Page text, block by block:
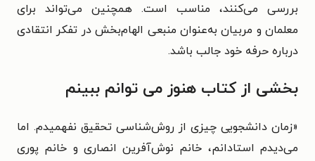
بررسی می‌کنند، مناسب است. همچنین می‌تواند برای
معلمان و مربیان به‌عنوان منبعی الهام‌بخش در تفکر انتقادی
درباره حرفه خود جالب باشد.
بخشی از کتاب هنوز می توانم ببینم
«زمان دانشجویی چیزی از روش‌شناسی تحقیق نفهمیدم. اما
می‌دیدم استادانم، خانم نوش‌آفرین انصاری و خانم پوری